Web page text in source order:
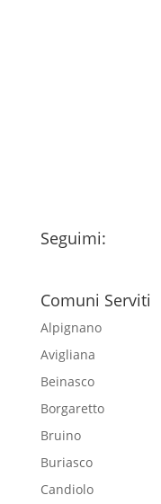
Seguimi:
Comuni Serviti
Alpignano
Avigliana
Beinasco
Borgaretto
Bruino
Buriasco
Candiolo